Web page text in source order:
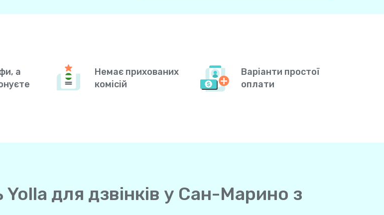
а
Немає прихованих
комісій
Варіанти простої
оплати
для дзвінків у Сан-Марино з